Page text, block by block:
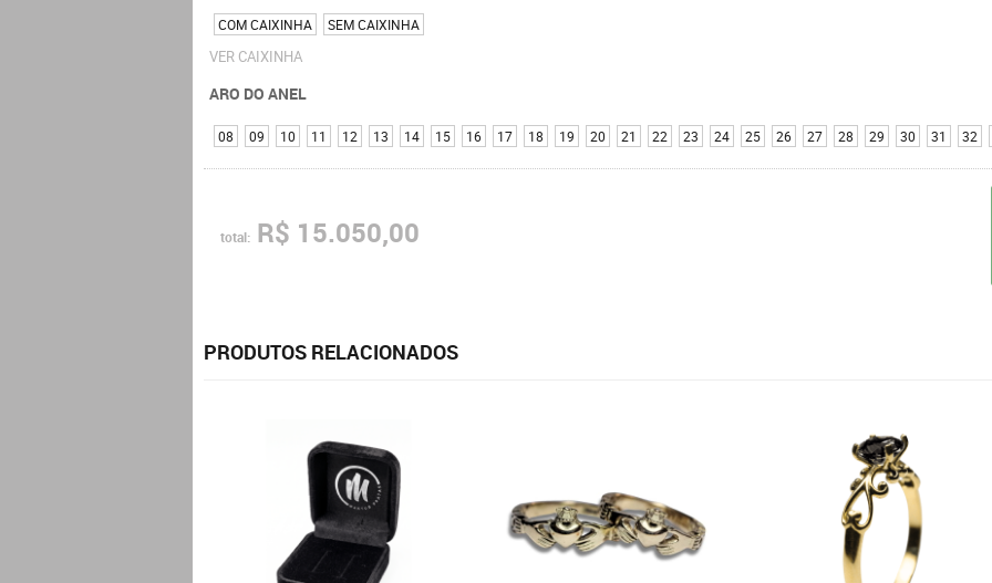
COM CAIXINHA SEM CAIXINHA
VER CAIXINHA
ARO DO ANEL
08 09 10 11 12 13 14 15 16 17 18 19 20 21 22 23 24 25 26 27 28 29 30 31 32
total: R$ 15.050,00
PRODUTOS RELACIONADOS